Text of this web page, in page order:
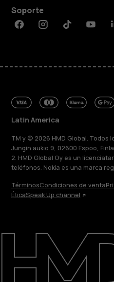
Reparar, reutilizar,
Sostenibilidad
Soporte
Latin America
Soporte
FacebookInstagramTiktok
Latin America
TM y © 2026 HMD Global. Todos
Jungin aukio 9, 02600 Espoo,
2. HMD Global Oy es un
teléfonos. Nokia es una marca
TérminosCondiciones de venta
ÉticaSpeak Up channel